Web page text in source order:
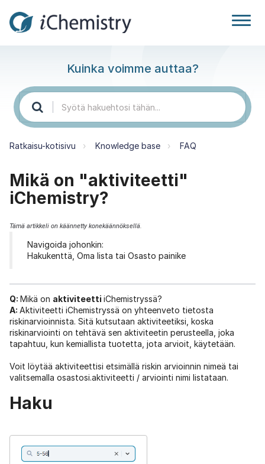
Kuinka voimme auttaa?
Ratkaisu-kotisivu Knowledge base FAQ
Mikä on "aktiviteetti"
iChemistry?
Tämä artikkeli on käännetty konekäännöksellä.
Navigoida johonkin:
Hakukenttä, Oma lista tai Osasto painike
Q: Mikä on aktiviteetti iChemistryssä?
A: Aktiviteetti iChemistryssä on yhteenveto tietosta
riskinarvioinnista. Sitä kutsutaan aktiviteetiksi, koska
riskinarviointi on tehtävä sen aktiviteetin perusteella, joka
tapahtuu, kun kemiallista tuotetta, jota arvioit, käytetään.
Voit löytää aktiviteettisi etsimällä riskin arvioinnin nimeä tai
valitsemalla osastosi.aktiviteetti / arviointi nimi listataan.
Haku